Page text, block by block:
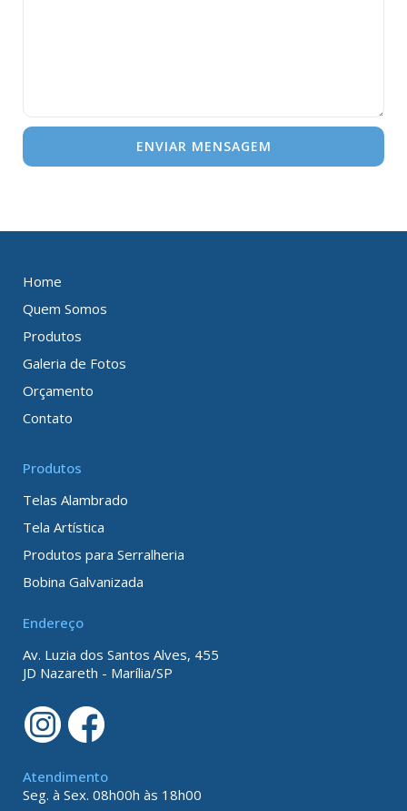
Home
Quem Somos
Produtos
Galeria de Fotos
Orçamento
Contato
Produtos
Telas Alambrado
Tela Artística
Produtos para Serralheria
Bobina Galvanizada
Endereço
Av. Luzia dos Santos Alves, 455
JD Nazareth - Marília/SP
Atendimento
Seg. à Sex. 08h00h às 18h00